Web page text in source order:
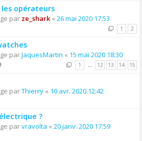
les opérateurs
par ze_shark« 26 mai 2020 17:53
1 2
parJaquesMartin « 15 mai 2020 18:30
1 … 12 13 14 15
parThierry « 10 avr. 2020 12:42
?
parvravolta « 20 janv. 2020 17:59